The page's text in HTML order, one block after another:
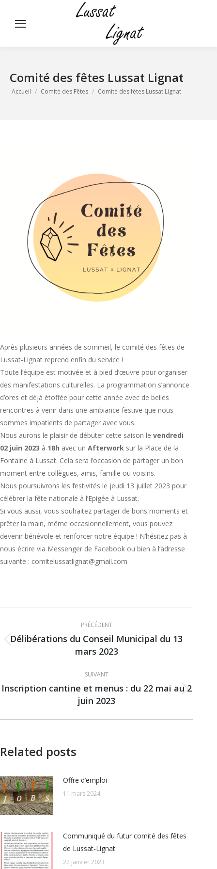
Comité des fêtes Lussat Lignat
Vous êtes ici :
Accueil Comité des Fêtes Comité des fêtes Lussat Lignat
Après plusieurs années de sommeil, le comité des fêtes de
Lussat-Lignat reprend enfin du service !
Toute l’équipe est motivée et à pied d’œuvre pour organiser
des manifestations culturelles. La programmation s’annonce
d’ores et déjà étoffée pour cette année avec de belles
rencontres à venir dans une ambiance festive que nous
sommes impatients de partager avec vous.
Nous aurons le plaisir de débuter cette saison le vendredi
02 juin 2023 à 18h avec un Afterwork sur la Place de la
Fontaine à Lussat. Cela sera l’occasion de partager un bon
moment entre collègues, amis, famille ou voisins.
Nous poursuivrons les festivités le jeudi 13 juillet 2023 pour
célébrer la fête nationale à l’Epigée à Lussat.
Si vous aussi, vous souhaitez partager de bons moments et
prêter la main, même occasionnellement, vous pouvez
devenir bénévole et renforcer notre équipe ! N’hésitez pas à
nous écrire via Messenger de Facebook ou bien à l’adresse
suivante : comitelussatlignat@gmail.com
Navigation
article
PRÉCÉDENT
Article
précédent
Délibérations du Conseil Municipal du 13
mars 2023
SUIVANT
Article
suivant
:
Inscription cantine et menus : du 22 mai au 2
juin 2023
Related posts
Offre d’emploi
11 mars 2024
Communiqué du futur comité des fêtes
de Lussat-Lignat
22 janvier 2023
Panneau de gestion des cookies